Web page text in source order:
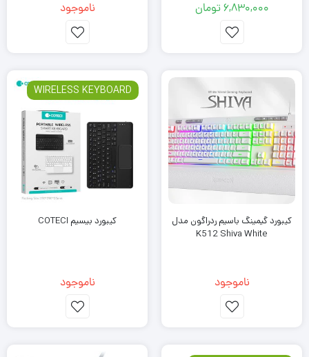
6,830,000تومان ناموجود
کیبورد گیمینگ باسیم ردراگون مدل
K512 Shiva White
ناموجود
WIRELESS KEYBOARD
کیبورد بیسیم COTECI
ناموجود